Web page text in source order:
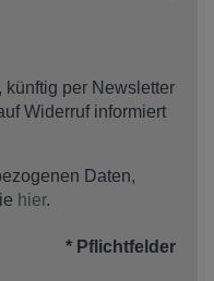
künftig per Newsletter
Widerruf informiert
Daten,
hier.
* Pflichtfelder